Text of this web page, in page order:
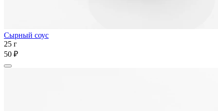
Сырный соус
25 г
50 ₽